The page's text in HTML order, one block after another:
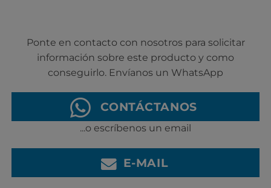
Ponte en contacto con nosotros para solicitar
información sobre este producto y como
conseguirlo. Envíanos un WhatsApp
CONTÁCTANOS
...o escríbenos un email
E-MAIL